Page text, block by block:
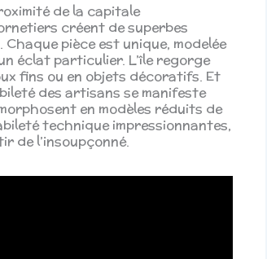
de la capitale
créent de superbes
. Chaque pièce est unique, modelée
éclat particulier. L’île regorge
fins ou en objets décoratifs. Et
des artisans se manifeste
en modèles réduits de
technique impressionnantes,
de l’insoupçonné.